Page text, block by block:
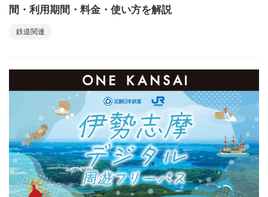
間・利用期間・料金・使い方を解説
鉄道関連